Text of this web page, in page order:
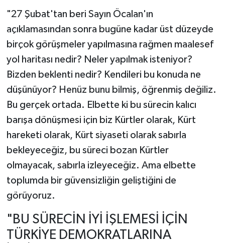
tutuklama
"27 Şubat'tan beri Sayın Öcalan'ın
açıklamasından sonra bugüne kadar üst düzeyde
birçok görüşmeler yapılmasına rağmen maalesef
yol haritası nedir? Neler yapılmak isteniyor?
Bizden beklenti nedir? Kendileri bu konuda ne
düşünüyor? Henüz bunu bilmiş, öğrenmiş değiliz.
Bu gerçek ortada. Elbette ki bu sürecin kalıcı
barışa dönüşmesi için biz Kürtler olarak, Kürt
hareketi olarak, Kürt siyaseti olarak sabırla
bekleyeceğiz, bu süreci bozan Kürtler
olmayacak, sabırla izleyeceğiz. Ama elbette
toplumda bir güvensizliğin geliştiğini de
görüyoruz.
"BU SÜRECİN İYİ İŞLEMESİ İÇİN
TÜRKİYE DEMOKRATLARINA